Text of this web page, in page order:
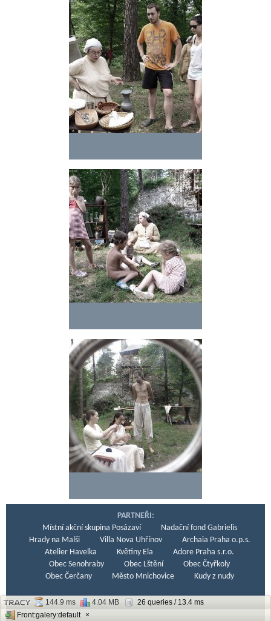
PARTNEŘI:
Místní akční skupina Posázaví
Nadační fond Gabrielis
Hrady na Malši
Villa Nova Uhřínov
Archaia Praha o.p.s.
Atelier Havelka
Květiny Ela
Adore Praha s.r.o.
Obec Senohraby
Obec Lštění
Obec Čtyřkoly
Obec Čerčany
Město Mnichovice Kudy z nudy
144.9 ms 4.04 MB
26 queries / 13.4 ms
Front:galery:default
×